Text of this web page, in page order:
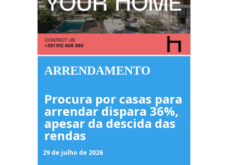
ARRENDAMENTO
Procura por casas para
arrendar dispara 36%,
apesar da descida das
rendas
29 de julho de 2026